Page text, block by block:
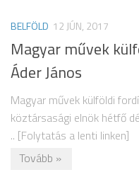
BELFÖLD 12 JÚN, 2017
Magyar művek
Áder János
Magyar művek külföldi
köztársasági elnök hétfő
.. [Folytatás a lenti linken]
Tovább »